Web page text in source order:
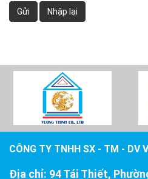
Gửi Nhập lại
CÔNG TY TNHH SX - TM - DV
Địa chỉ: 94 Tái Thiết,